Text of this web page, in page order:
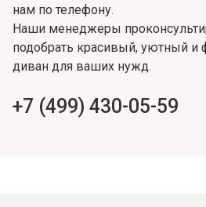
нам по телефону.
Наши менеджеры
подобрать красивый, уютный и
диван для ваших нужд.
+7 (499) 430-05-59